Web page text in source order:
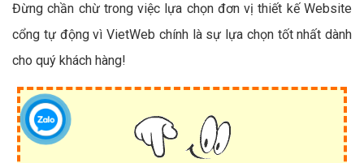
Đừng chần chừ trong việc lựa chọn đơn vị thiết kế Website
cổng tự động vì VietWeb chính là sự lựa chọn tốt nhất dành
cho quý khách hàng!